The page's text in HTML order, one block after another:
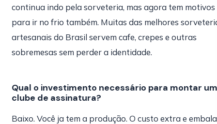
continua indo pela sorveteria, mas agora tem motivos
para ir no frio também. Muitas das melhores
artesanais do Brasil servem cafe, crepes e outras
sobremesas sem perder a identidade.
Qual o investimento necessário para montar um
clube de assinatura?
Baixo. Você ja tem a produção. O custo extra e